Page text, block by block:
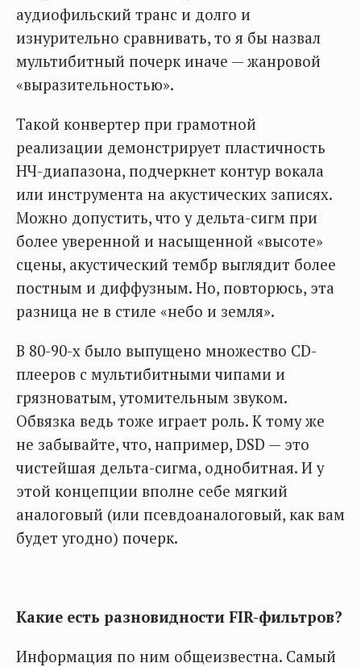
аудиофильский транс и долго и
изнурительно сравнивать, то я бы назвал
мультибитный почерк иначе — жанровой
«выразительностью».
Такой конвертер при грамотной
реализации демонстрирует пластичность
НЧ-диапазона, подчеркнет контур вокала
или инструмента на акустических записях.
Можно допустить, что у дельта-сигм при
более уверенной и насыщенной «высоте»
сцены, акустический тембр выглядит более
постным и диффузным. Но, повторюсь, эта
разница не в стиле «небо и земля».
В 80-90-х было выпущено множество CD-
плееров с мультибитными чипами и
грязноватым, утомительным звуком.
Обвязка ведь тоже играет роль. К тому же
не забывайте, что, например, DSD — это
чистейшая дельта-сигма, однобитная. И у
этой концепции вполне себе мягкий
аналоговый (или псевдоаналоговый, как вам
будет угодно) почерк.
Какие есть разновидности FIR-фильтров?
Информация по ним общеизвестна. Самый